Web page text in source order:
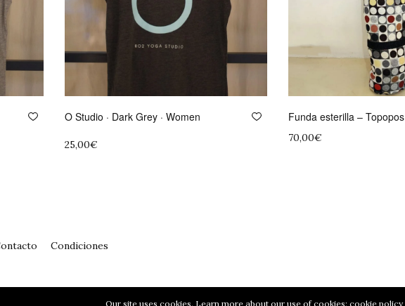
O Studio · Dark Grey · Women
25,00€
variantes.
Funda esterilla – Topopos
70,00€
Condiciones
Our site uses cookies. Learn more about our use of cookies: cookie policy